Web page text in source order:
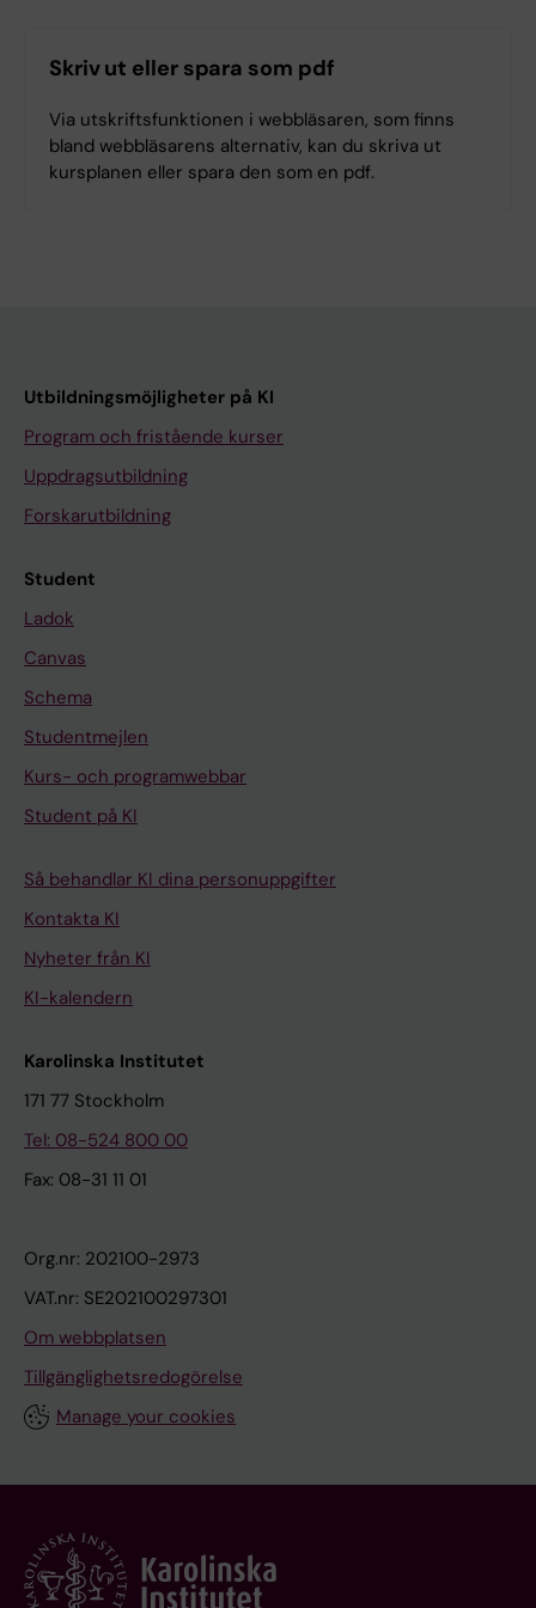
Skriv ut eller spara som pdf
Via utskriftsfunktionen i webbläsaren, som finns
bland webbläsarens alternativ, kan du skriva ut
kursplanen eller spara den som en pdf.
Utbildningsmöjligheter på KI
Program och fristående kurser
Uppdragsutbildning
Forskarutbildning
Student
Ladok
Canvas
Schema
Studentmejlen
Kurs- och programwebbar
Student på KI
Så behandlar KI dina personuppgifter
Kontakta KI
Nyheter från KI
KI-kalendern
Karolinska Institutet
171 77 Stockholm
Tel: 08-524 800 00
Fax: 08-31 11 01
Org.nr: 202100-2973
VAT.nr: SE202100297301
Om webbplatsen
Tillgänglighetsredogörelse
Manage your cookies